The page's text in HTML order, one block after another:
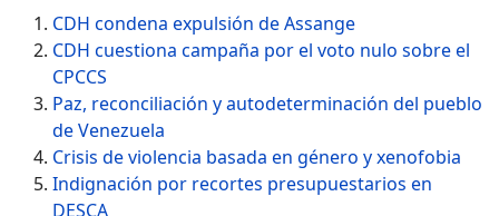
CDH condena expulsión de Assange
CDH cuestiona campaña por el voto nulo sobre el
CPCCS
Paz, reconciliación y autodeterminación del pueblo
de Venezuela
Crisis de violencia basada en género y xenofobia
Indignación por recortes presupuestarios en
DESCA